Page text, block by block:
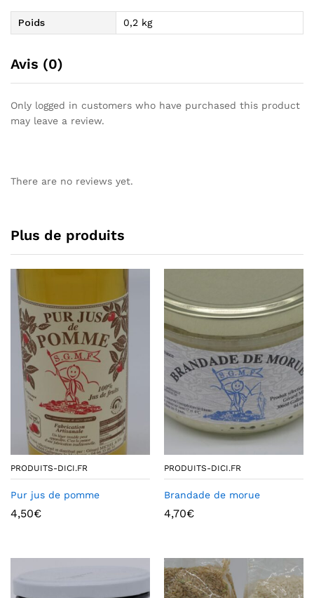
Poids 0,2 kg
Avis (0)
Only logged in customers who have purchased this product
may leave a review.
There are no reviews yet.
Plus de produits
PRODUITS-DICI.FR
Pur jus de pomme
4,50€
PRODUITS-DICI.FR
Brandade de morue
4,70€